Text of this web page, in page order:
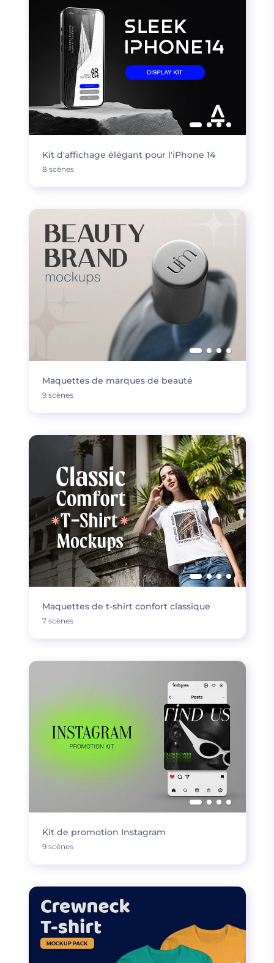
Kit d'affichage élégant pour l'iPhone 14
8 scènes
Maquettes de marques de beauté
9 scènes
Maquettes de t-shirt confort classique
7 scènes
Kit de promotion Instagram
9 scènes